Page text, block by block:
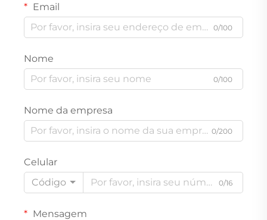
Email
0/100
Nome
0/100
Nome da empresa
0/200
Celular
Código
0/16
Mensagem